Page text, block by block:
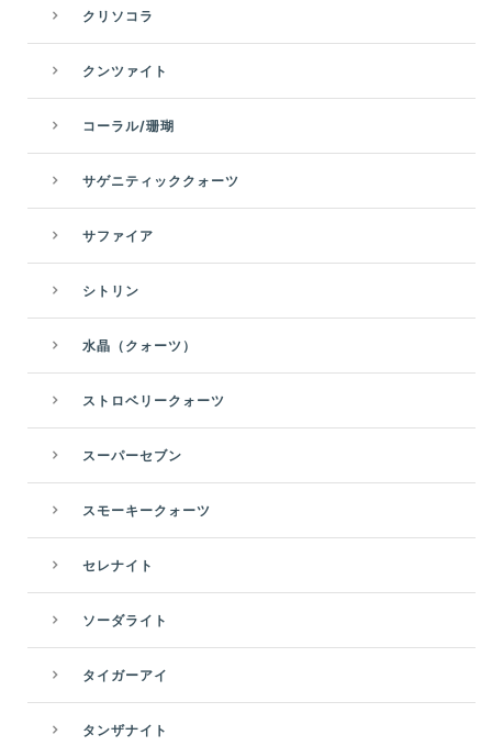
クリソコラ
クンツァイト
コーラル/珊瑚
サゲニティッククォーツ
サファイア
シトリン
水晶（クォーツ）
ストロベリークォーツ
スーパーセブン
スモーキークォーツ
セレナイト
ソーダライト
タイガーアイ
タンザナイト